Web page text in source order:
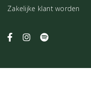
Zakelijke klant worden